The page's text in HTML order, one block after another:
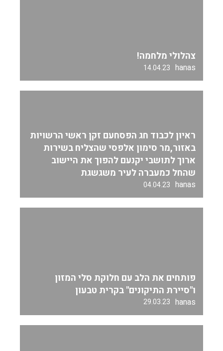
צהלולי מלחמה!
hanas
14.04.23
ראיון לכבוד חג הפסחעם זקן ראשי הרשויות
באזור,מר סימון אלפסי שהצליח בשירות
ארוך לתושבי יקנעם להפוך את היישוב
שהחל כמעברה לעיר משגשגת
hanas
04.04.23
פותחים את הלב עם חלוקת סלי המזון
ו"סיירת התיקונים" בקרית טבעון
hanas
29.03.23